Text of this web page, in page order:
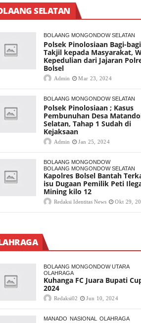
SELATAN
BOLAANG MONGONDOW SELATAN
Polsek Pinolosiaan Bagi-bagi
Takjil kepada Masyarakat,
Kepedulian dari Jajaran
Bolsel
Admin Mar 23, 2024
BOLAANG MONGONDOW SELATAN
Polsek Pinolosiaan ; Kasus
Pembunuhan Desa
Selatan, Tahap 1 Sudah di
Kejaksaan
Admin Jan 25, 2024
BOLAANG MONGONDOW
BOLAANG MONGONDOW SELATAN
Kapolres Bolsel Bantah
isu Dugaan Pemilik Peti
Mining kilo 12
Redaksi Identitas News Okt 29,
BOLAANG MONGONDOW UTARA
OLAHRAGA
Kuhanga FC Juara Bupati
2024
Redaksi02 Jun 10, 2024
MANADO NASIONAL OLAHRAGA